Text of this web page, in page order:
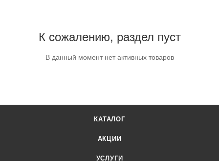
К сожалению, раздел пуст
В данный момент нет активных товаров
КАТАЛОГ
АКЦИИ
УСЛУГИ